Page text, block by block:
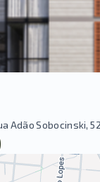
Adão Sobocinski,